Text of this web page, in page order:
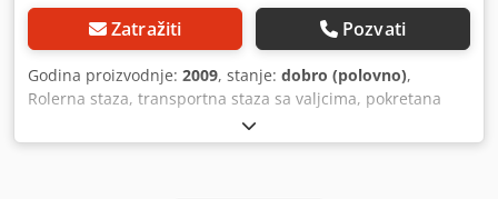
Zatražiti Pozvati
Godina proizvodnje: 2009, stanje: dobro (polovno),
Rolerna staza, transportna staza sa valjcima, pokretana
rolerna staza, roler transporter Chsdpfxsb A S Uao Ab Eja -
sa pneumatski pokretanom centrirajućom jedinicom -